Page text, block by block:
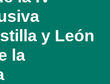
y León
la